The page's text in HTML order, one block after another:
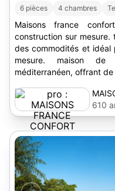
6 pièces 4 chambres
Maisons france
construction sur
des commodités et
mesure. maison
méditerranéen, offrant
610